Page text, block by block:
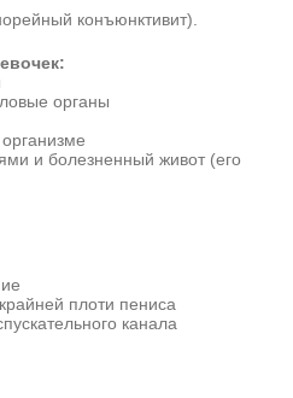
конъюнктивит).
органы
и болезненный живот (его
плоти пениса
канала